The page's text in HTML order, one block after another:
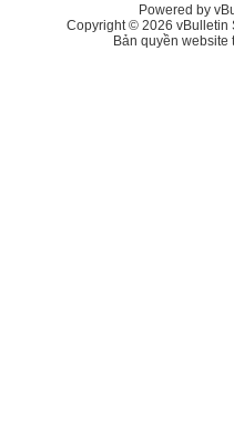
Powered by
Copyright © 2026 vBulletin
Bản quyền website